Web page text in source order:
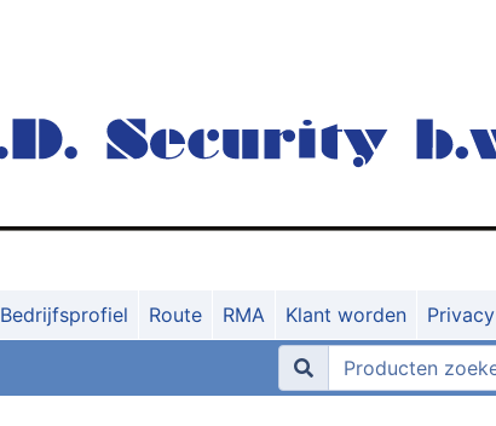
Bedrijfsprofiel Route RMA Klant worden Privacy